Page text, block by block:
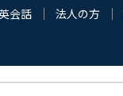
会話 法人の方